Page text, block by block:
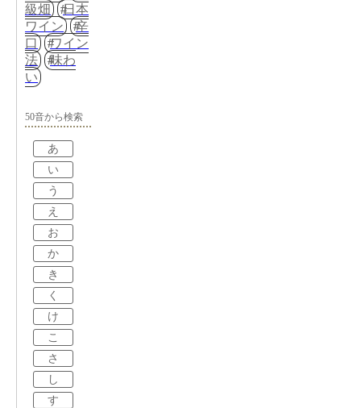
級畑
日本
ワイン
辛
口
ワイン
法
味わ
い
50音から検索
あ
い
う
え
お
か
き
く
け
こ
さ
し
す